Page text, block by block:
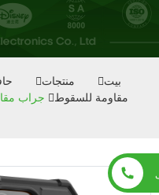
بيت منتجات
مقاومة للسقوط
جراب